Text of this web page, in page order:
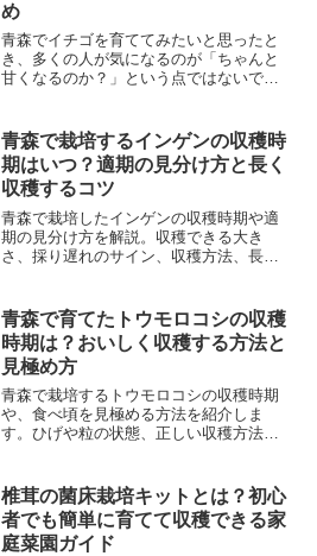
め
青森でイチゴを育ててみたいと思ったと
き、多くの人が気になるのが「ちゃんと
甘くなるのか？」という点ではないでし
に育てると「見た目は立派なのに全然甘
くない」という失敗になり...
青森で栽培するインゲンの収穫時
期はいつ？適期の見分け方と長く
収穫するコツ
青森で栽培したインゲンの収穫時期や適
期の見分け方を解説。収穫できる大き
さ、採り遅れのサイン、収穫方法、長く
青森で育てたトウモロコシの収穫
時期は？おいしく収穫する方法と
見極め方
青森で栽培するトウモロコシの収穫時期
や、食べ頃を見極める方法を紹介しま
す。ひげや粒の状態、正しい収穫方法、
椎茸の菌床栽培キットとは？初心
者でも簡単に育てて収穫できる家
庭菜園ガイド